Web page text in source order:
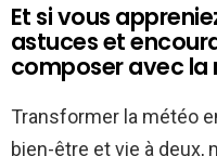
Et si vous
astuces et
composer avec la
Transformer la météo
bien-être et vie à deux,